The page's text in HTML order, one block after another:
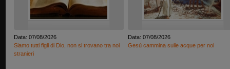
Data: 07/08/2026
Siamo tutti figli di Dio, non si trovano tra noi
stranieri
Data: 07/08/2026
Gesù cammina sulle acque per noi